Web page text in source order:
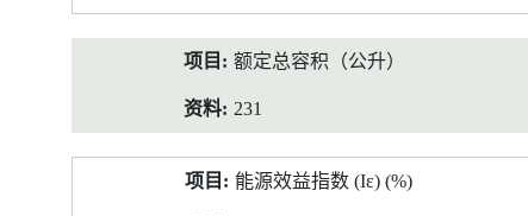
额定总容积（公升）
231
能源效益指数 (Iε) (%)